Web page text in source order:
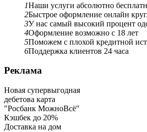
1Наши услуги абсолютно
2Быстрое оформление онлайн
3У нас самый высокий процент
4Оформление возможно с 18 лет
5Поможем с плохой кредитной
6Поддержка клиентов 24 часа
Реклама
Новая супервыгодная
дебетова карта
"Росбанк МожноВсё"
Кэшбек до 20%
Доставка на дом